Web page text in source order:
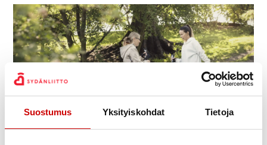
Suostumus Yksityiskohdat Tietoja